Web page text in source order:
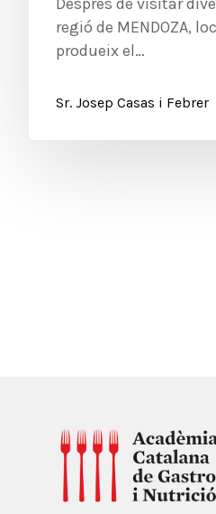
regió de MENDOZA,
produeix el…
Sr. Josep Casas i Febrer